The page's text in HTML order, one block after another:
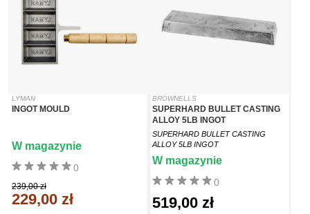
LYMAN
INGOT MOULD
0
W magazynie
239,00 zł
229,00 zł
BROWNELLS
SUPERHARD BULLET CASTING
ALLOY 5LB INGOT
SUPERHARD BULLET CASTING
ALLOY 5LB INGOT
0
W magazynie
519,00 zł